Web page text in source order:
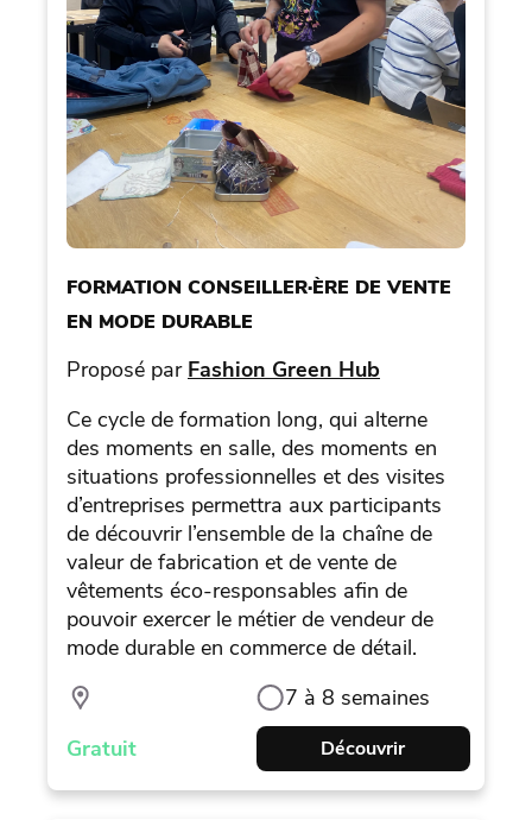
FORMATION CONSEILLER·ÈRE DE VENTE
EN MODE DURABLE
Proposé par Fashion Green Hub
Ce cycle de formation long, qui alterne
des moments en salle, des moments en
situations professionnelles et des visites
d’entreprises permettra aux participants
de découvrir l’ensemble de la chaîne de
valeur de fabrication et de vente de
vêtements éco-responsables afin de
pouvoir exercer le métier de vendeur de
mode durable en commerce de détail.
7 à 8 semaines
Gratuit
Découvrir